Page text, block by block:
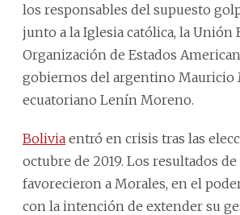
los responsables del supuesto
junto a la Iglesia católica, la Unión
Organización de Estados
gobiernos del argentino Mauricio
ecuatoriano Lenín Moreno.
Bolivia entró en crisis tras las
octubre de 2019. Los resultados
favorecieron a Morales, en el
con la intención de extender su